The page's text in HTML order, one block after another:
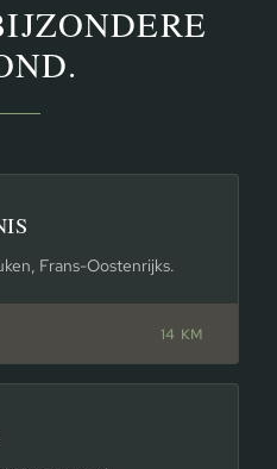
Frans-Oostenrijks.
14 KM